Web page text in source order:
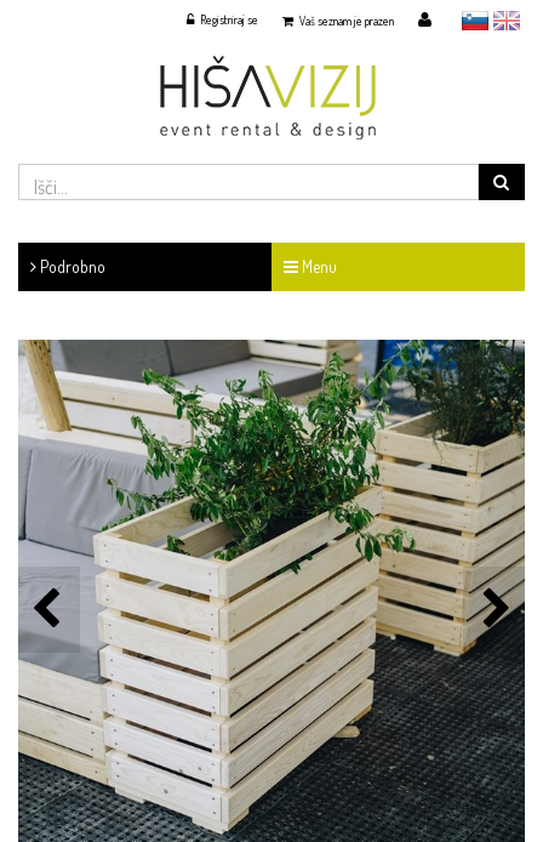
slovensko
English
Vaš seznam je prazen
Registriraj se
Podrobno Menu